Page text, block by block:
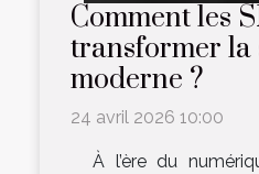
Comment les
transformer la
moderne ?
24 avril 2026 10:00
À l’ère du